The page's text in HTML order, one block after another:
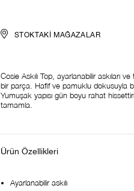
STOKTAKI MAĞAZALAR
Cosie Askılı Top, ayarlanabilir askıları
bir parça. Hafif ve pamuklu dokusuyla
Yumuşak yapısı gün boyu rahat
tamamla.
Ürün Özellikleri
Ayarlanabilir askılı